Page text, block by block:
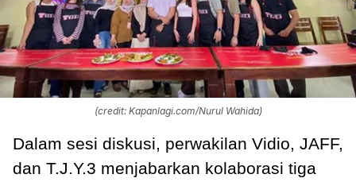
(credit: Kapanlagi.com/Nurul Wahida)
Dalam sesi diskusi, perwakilan Vidio, JAFF,
dan T.J.Y.3 menjabarkan kolaborasi tiga